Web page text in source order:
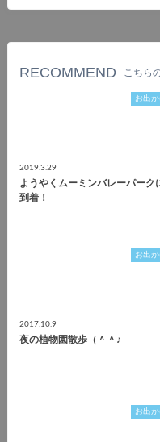
RECOMMEND こちら
お出か
2019.3.29
ようやくムーミンバレーパーク
到着！
お出か
2017.10.9
夜の植物園散歩（＾＾♪
お出か